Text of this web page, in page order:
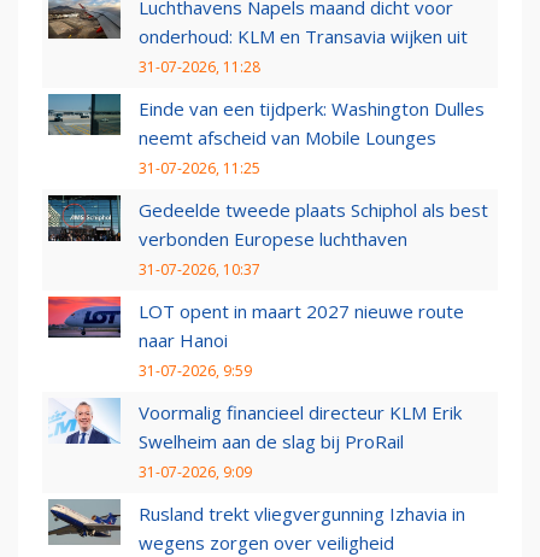
Luchthavens Napels maand dicht voor
onderhoud: KLM en Transavia wijken uit
31-07-2026, 11:28
Einde van een tijdperk: Washington Dulles
neemt afscheid van Mobile Lounges
31-07-2026, 11:25
Gedeelde tweede plaats Schiphol als best
verbonden Europese luchthaven
31-07-2026, 10:37
LOT opent in maart 2027 nieuwe route
naar Hanoi
31-07-2026, 9:59
Voormalig financieel directeur KLM Erik
Swelheim aan de slag bij ProRail
31-07-2026, 9:09
Rusland trekt vliegvergunning Izhavia in
wegens zorgen over veiligheid